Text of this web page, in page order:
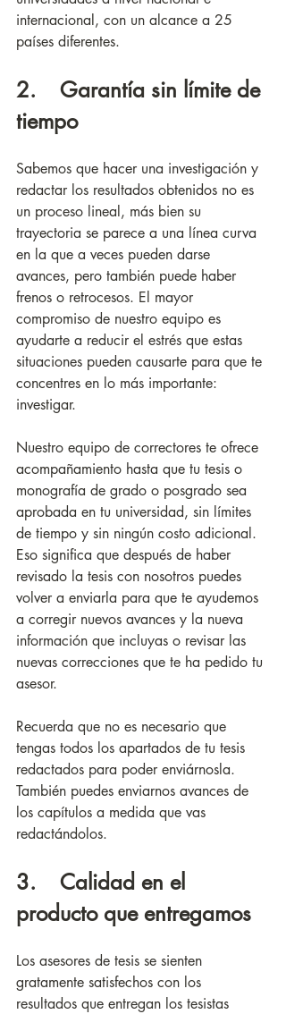
internacional, con un alcance a 25
países diferentes.
2.    Garantía sin límite de
tiempo
Sabemos que hacer una investigación y
redactar los resultados obtenidos no es
un proceso lineal, más bien su
trayectoria se parece a una línea curva
en la que a veces pueden darse
avances, pero también puede haber
frenos o retrocesos. El mayor
compromiso de nuestro equipo es
ayudarte a reducir el estrés que estas
situaciones pueden causarte para que te
concentres en lo más importante:
investigar.
Nuestro equipo de correctores te ofrece
acompañamiento hasta que tu tesis o
monografía de grado o posgrado sea
aprobada en tu universidad, sin límites
de tiempo y sin ningún costo adicional.
Eso significa que después de haber
revisado la tesis con nosotros puedes
volver a enviarla para que te ayudemos
a corregir nuevos avances y la nueva
información que incluyas o revisar las
nuevas correcciones que te ha pedido tu
asesor.
Recuerda que no es necesario que
tengas todos los apartados de tu tesis
redactados para poder enviárnosla.
También puedes enviarnos avances de
los capítulos a medida que vas
redactándolos.
3.    Calidad en el
producto que entregamos
Los asesores de tesis se sienten
gratamente satisfechos con los
resultados que entregan los tesistas